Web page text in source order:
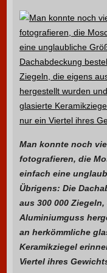
Man konnte noch
fotografieren, die
einfach eine
Übrigens: Die
aus 300 000
Aluminiumguss
an herkömmliche
Keramikziegel
Viertel ihres